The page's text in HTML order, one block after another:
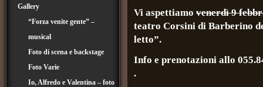
Gallery
“Forza venite gente” –
musical
Foto di scena e backstage
Foto Varie
Io, Alfredo e Valentina – foto
Vi aspettiamo venerdì 9
teatro Corsini di Barberino
letto”.
Info e prenotazioni allo
.